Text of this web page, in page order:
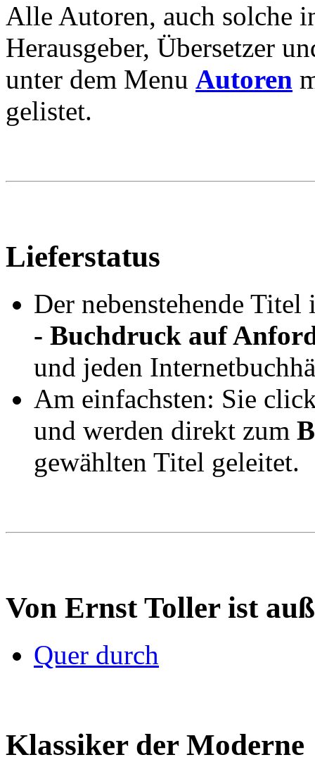
Alle Autoren, auch solche
Herausgeber, Übersetzer
unter dem Menu Autoren
gelistet.
Lieferstatus
Der nebenstehende
- Buchdruck auf
und jeden
Am einfachsten: Sie
und werden direkt zum
gewählten Titel geleitet.
Von Ernst Toller ist
Quer durch
Klassiker der Moderne